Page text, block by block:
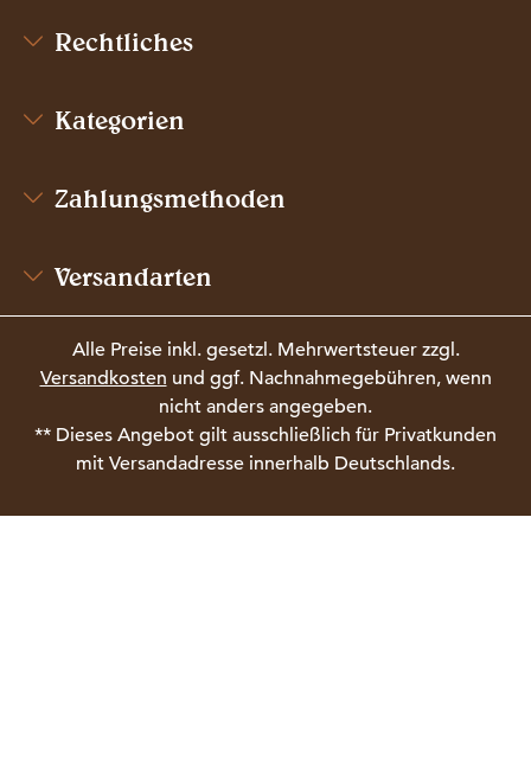
Rechtliches
Kategorien
Zahlungsmethoden
Versandarten
Alle Preise inkl. gesetzl. Mehrwertsteuer zzgl.
Versandkosten und ggf. Nachnahmegebühren, wenn
nicht anders angegeben.
** Dieses Angebot gilt ausschließlich für Privatkunden
mit Versandadresse innerhalb Deutschlands.